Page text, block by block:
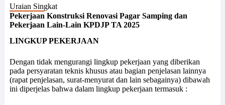
Uraian Singkat
Pekerjaan Konstruksi Renovasi Pagar Samping dan
Pekerjaan Lain-Lain KPDJP TA 2025
LINGKUP PEKERJAAN
Dengan tidak mengurangi lingkup pekerjaan yang diberikan
pada persyaratan teknis khusus atau bagian penjelasan lainnya
(rapat penjelasan, surat-menyurat dan lain sebagainya) dibawah
ini diperjelas bahwa dalam lingkup pekerjaan termasuk :